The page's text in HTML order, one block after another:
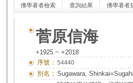
佛學著者檢索 查詢結果 佛學著者
菅原信海
+1925 ~ +2018
序號： 54440
別名： Sugawara,